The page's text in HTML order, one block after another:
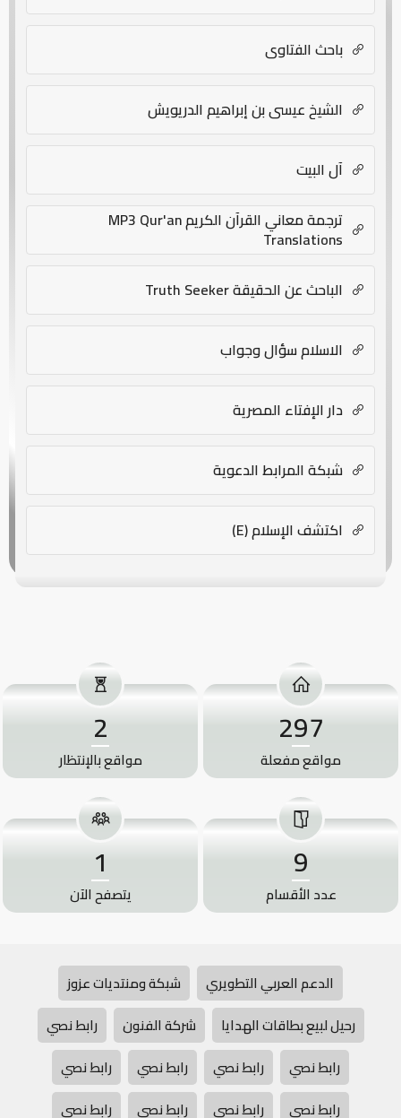
باحث الفتاوى
الشيخ عيسى بن إبراهيم الدريويش
آل البيت
ترجمة معاني القرآن الكريم MP3 Qur'an
Translations
الباحث عن الحقيقة Truth Seeker
الاسلام سؤال وجواب
دار الإفتاء المصرية
شبكة المرابط الدعوية
اكتشف الإسلام (E)
297
مواقع مفعلة
2
مواقع بالإنتظار
9
عدد الأقسام
1
يتصفح الآن
الدعم العربي التطويري
شبكة ومنتديات عزوز
رحيل لبيع بطاقات الهدايا
شركة الفنون
رابط نصي
رابط نصي
رابط نصي رابط نصي
رابط نصي
رابط نصي
رابط نصي رابط نصي رابط نصي